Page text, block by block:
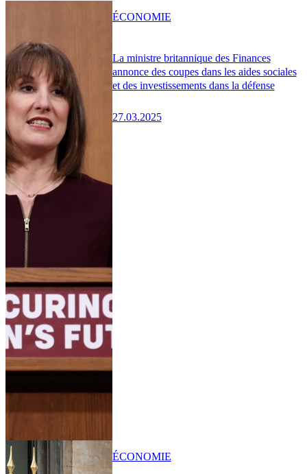
La ministre britannique des Finances
annonce des coupes dans les aides sociales
et des investissements dans la défense
27.03.2025
ÉCONOMIE
ÉCONOMIE